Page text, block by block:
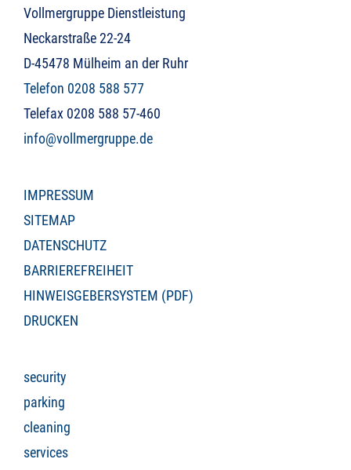
Vollmergruppe Dienstleistung
Neckarstraße 22-24
D-45478 Mülheim an der Ruhr
Telefon 0208 588 577
Telefax 0208 588 57-460
info@vollmergruppe.de
IMPRESSUM
SITEMAP
DATENSCHUTZ
BARRIEREFREIHEIT
HINWEISGEBERSYSTEM (PDF)
DRUCKEN
security
parking
cleaning
services